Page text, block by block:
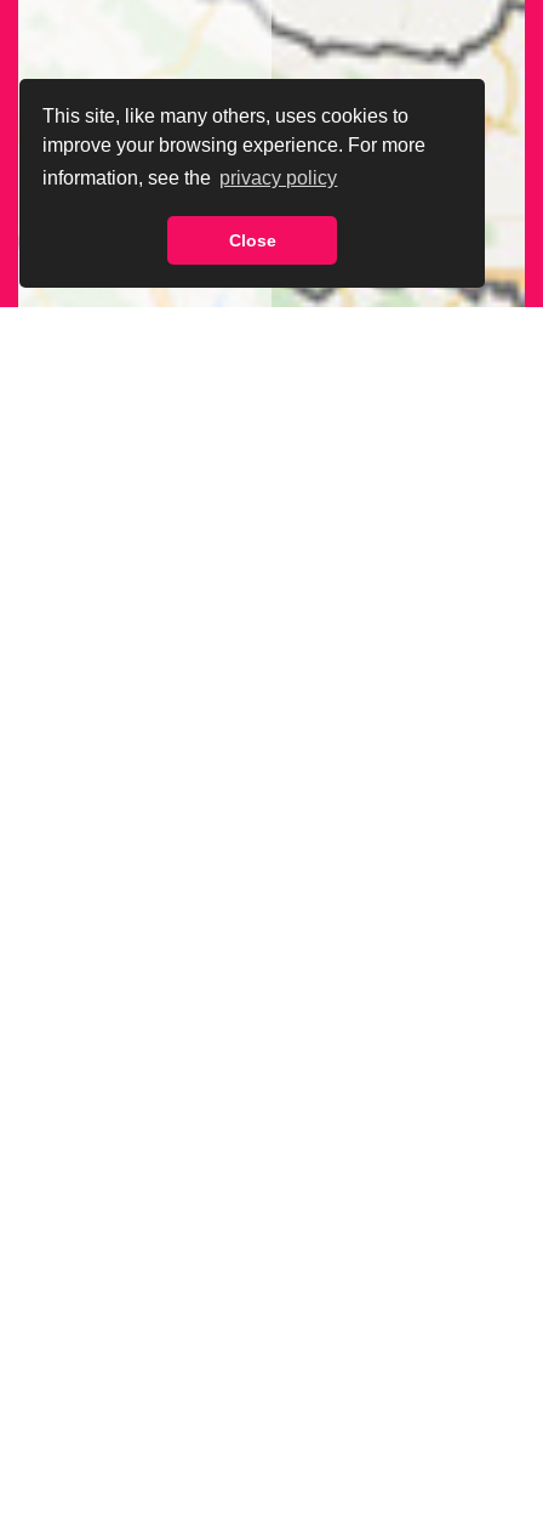
This site, like many others, uses cookies to
improve your browsing experience. For more
information, see the privacy policy
Close